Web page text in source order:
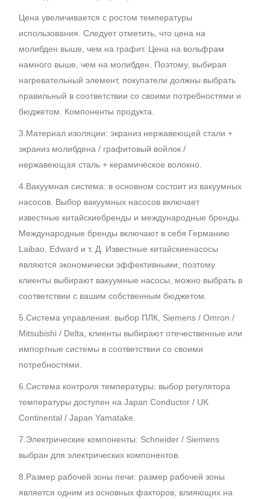
Цена увеличивается с ростом температуры
использования. Следует отметить, что цена на
молибден выше, чем на графит. Цена на вольфрам
намного выше, чем на молибден. Поэтому, выбирая
нагревательный элемент, покупатели должны выбрать
правильный в соответствии со своими потребностями и
бюджетом. Компоненты продукта.
3.Материал изоляции: экраниз нержавеющей стали +
экраниз молибдена / графитовый войлок /
нержавеющая сталь + керамическое волокно.
4.Вакуумная система: в основном состоит из вакуумных
насосов. Выбор вакуумных насосов включает
известные китайскиебренды и международные бренды.
Международные бренды включают в себя Германию
Laibao, Edward и т. Д. Известные китайскиенасосы
являются экономически эффективными, поэтому
клиенты выбирают вакуумные насосы, можно выбрать в
соответствии с вашим собственным бюджетом.
5.Система управления: выбор ПЛК, Siemens / Omron /
Mitsubishi / Delta, клиенты выбирают отечественные или
импортные системы в соответствии со своими
потребностями.
6.Система контроля температуры: выбор регулятора
температуры доступен на Japan Conductor / UK
Continental / Japan Yamatake.
7.Электрические компоненты: Schneider / Siemens
выбран для электрических компонентов.
8.Размер рабочей зоны печи: размер рабочей зоны
является одним из основных факторов, влияющих на